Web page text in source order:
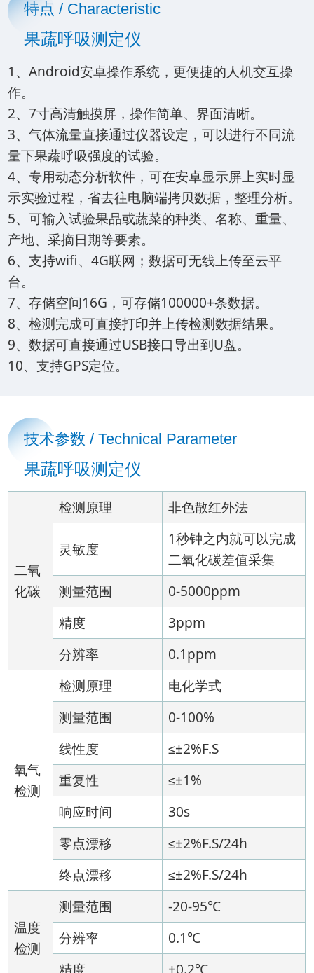
特点 / Characteristic
果蔬呼吸测定仪
1、Android安卓操作系统，更便捷的人机交互操
作。
2、7寸高清触摸屏，操作简单、界面清晰。
3、气体流量直接通过仪器设定，可以进行不同流
量下果蔬呼吸强度的试验。
4、专用动态分析软件，可在安卓显示屏上实时显
示实验过程，省去往电脑端拷贝数据，整理分析。
5、可输入试验果品或蔬菜的种类、名称、重量、
产地、采摘日期等要素。
6、支持wifi、4G联网；数据可无线上传至云平
台。
7、存储空间16G，可存储100000+条数据。
8、检测完成可直接打印并上传检测数据结果。
9、数据可直接通过USB接口导出到U盘。
10、支持GPS定位。
技术参数 / Technical Parameter
果蔬呼吸测定仪
二氧
化碳
检测原理 非色散红外法
灵敏度
1秒钟之内就可以完成
二氧化碳差值采集
测量范围
0-5000ppm
精度
3ppm
分辨率
0.1ppm
氧气
检测
检测原理
电化学式
测量范围
0-100%
线性度
≤±2%F.S
重复性
≤±1%
响应时间
30s
零点漂移
≤±2%F.S/24h
终点漂移
≤±2%F.S/24h
温度
检测
测量范围
-20-95℃
分辨率
0.1℃
精度
±0.2℃